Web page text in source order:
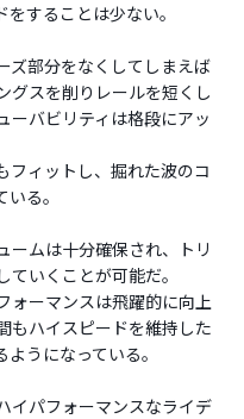
することは少ない。
ズ部分をなくしてしまえば
グスを削りレールを短くし
ーバビリティは格段にアッ
フィットし、掘れた波のコ
る。
ームは十分確保され、トリ
いくことが可能だ。
ォーマンスは飛躍的に向上
もハイスピードを維持した
うになっている。
イパフォーマンスなライデ